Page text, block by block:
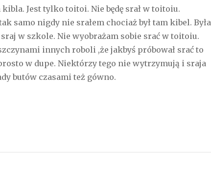
Jest tylko toitoi. Nie będę srał w toitoiu.
samo nigdy nie srałem chociaż był tam kibel. Była
w szkole. Nie wyobrażam sobie srać w toitoiu.
innych roboli ,że jakbyś próbował srać to
w dupe. Niektórzy tego nie wytrzymują i sraja
butów czasami też gówno.